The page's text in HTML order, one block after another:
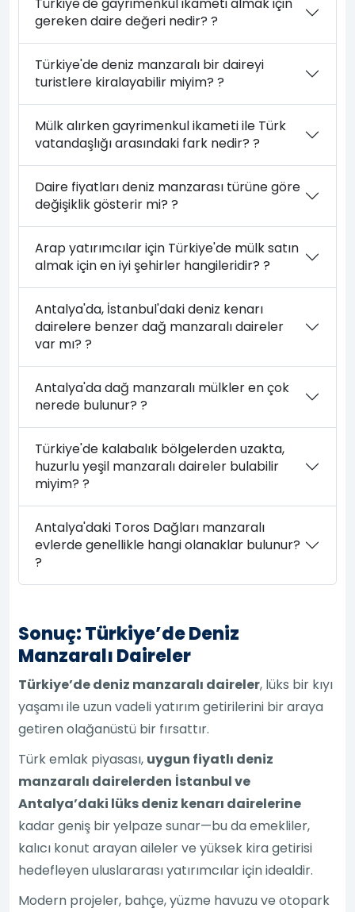
gereken daire değeri nedir? ?
Türkiye'de deniz manzaralı bir daireyi
turistlere kiralayabilir miyim? ?
Mülk alırken gayrimenkul ikameti ile Türk
vatandaşlığı arasındaki fark nedir? ?
Daire fiyatları deniz manzarası türüne göre
değişiklik gösterir mi? ?
Arap yatırımcılar için Türkiye'de mülk satın
almak için en iyi şehirler hangileridir? ?
Antalya'da, İstanbul'daki deniz kenarı
dairelere benzer dağ manzaralı daireler
var mı? ?
Antalya'da dağ manzaralı mülkler en çok
nerede bulunur? ?
Türkiye'de kalabalık bölgelerden uzakta,
huzurlu yeşil manzaralı daireler bulabilir
miyim? ?
Antalya'daki Toros Dağları manzaralı
evlerde genellikle hangi olanaklar bulunur?
?
Sonuç: Türkiye’de Deniz
Manzaralı Daireler
Türkiye’de deniz manzaralı daireler, lüks bir kıyı
yaşamı ile uzun vadeli yatırım getirilerini bir araya
getiren olağanüstü bir fırsattır.
Türk emlak piyasası, uygun fiyatlı deniz
manzaralı dairelerden İstanbul ve
Antalya’daki lüks deniz kenarı dairelerine
kadar geniş bir yelpaze sunar—bu da emekliler,
kalıcı konut arayan aileler ve yüksek kira getirisi
hedefleyen uluslararası yatırımcılar için idealdir.
Modern projeler, bahçe, yüzme havuzu ve otopark